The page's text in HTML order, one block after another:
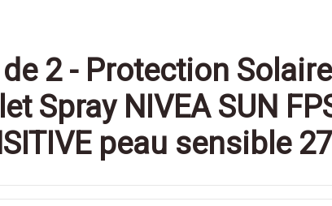
de 2 - Protection
Spray NIVEA SUN
peau sensible